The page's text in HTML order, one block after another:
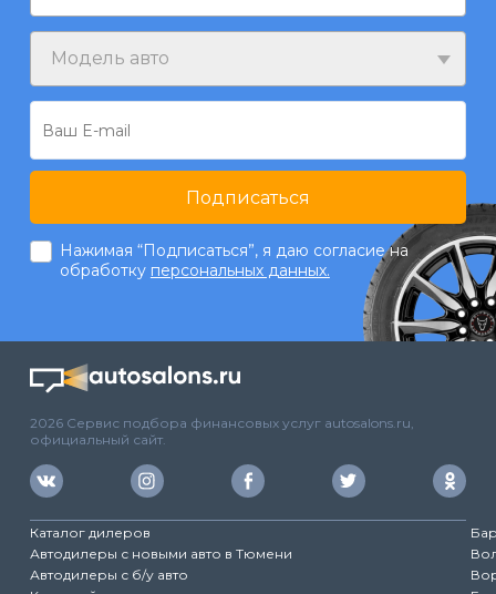
Модель авто
Подписаться
Нажимая “Подписаться”, я даю согласие на
обработку персональных данных.
2026 Сервис подбора финансовых услуг autosalons.ru,
официальный сайт.
Каталог дилеров
Автодилеры с новыми авто в Тюмени
Автодилеры с б/у авто